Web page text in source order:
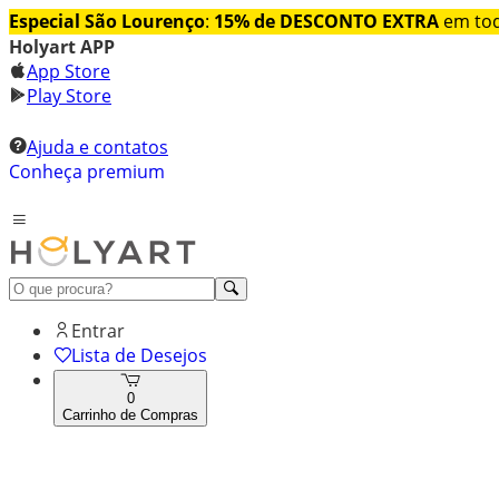
Especial São Lourenço: 15% de DESCONTO EXTRA em
Holyart APP
App Store
Play Store
Ajuda e contatos
Conheça premium
Entrar
Lista de Desejos
0
Carrinho de Compras